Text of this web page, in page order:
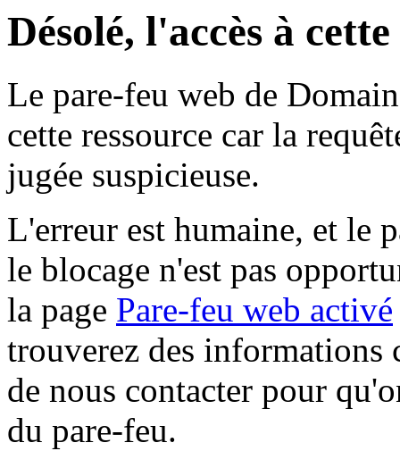
Désolé, l'accès à
Le pare-feu web de
cette ressource car la
jugée suspicieuse.
L'erreur est humaine, et le
le blocage n'est pas
la page Pare-feu web activé
trouverez des informations
de nous contacter pour
du pare-feu.